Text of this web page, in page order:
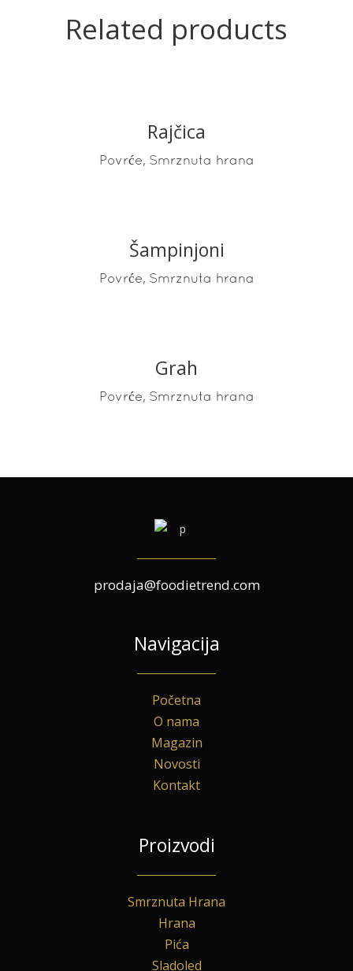
Related products
READ MORE
Rajčica
Povrće, Smrznuta hrana
READ MORE
Šampinjoni
Povrće, Smrznuta hrana
READ MORE
Grah
Povrće, Smrznuta hrana
prodaja@foodietrend.com
Navigacija
Početna
O nama
Magazin
Novosti
Kontakt
Proizvodi
Smrznuta Hrana
Hrana
Pića
Sladoled